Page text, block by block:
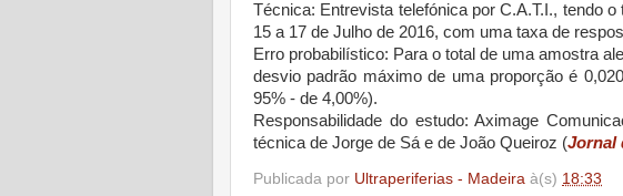
Técnica: Entrevista telefónica por C.A.T.I., tendo
15 a 17 de Julho de 2016, com uma taxa de
Erro probabilístico: Para o total de uma amostra
desvio padrão máximo de uma proporção é
95% - de 4,00%).
Responsabilidade do estudo: Aximage
técnica de Jorge de Sá e de João Queiroz (Jornal
Publicada por Ultraperiferias - Madeira à(s) 18:33